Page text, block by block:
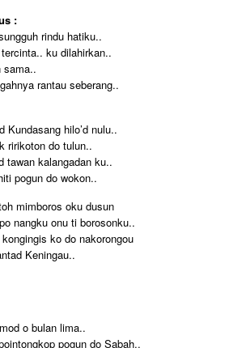
:
rindu hatiku..
ku dilahirkan..
sama..
rantau seberang..
Kundasang hilo’d nulu..
ririkoton do tulun..
tawan kalangadan ku..
pogun do wokon..
mimboros oku dusun
nangku onu ti borosonku..
ko do nakorongou
Keningau..
o bulan lima..
pogun do Sabah..